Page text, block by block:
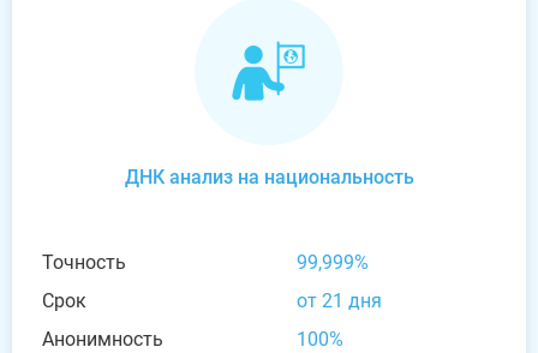
ДНК анализ на национальность
Точность
99,999%
Срок
от 21 дня
Анонимность
100%